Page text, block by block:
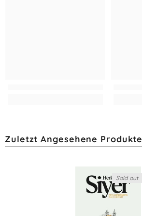
Zuletzt Angesehene Produkte
Sold out